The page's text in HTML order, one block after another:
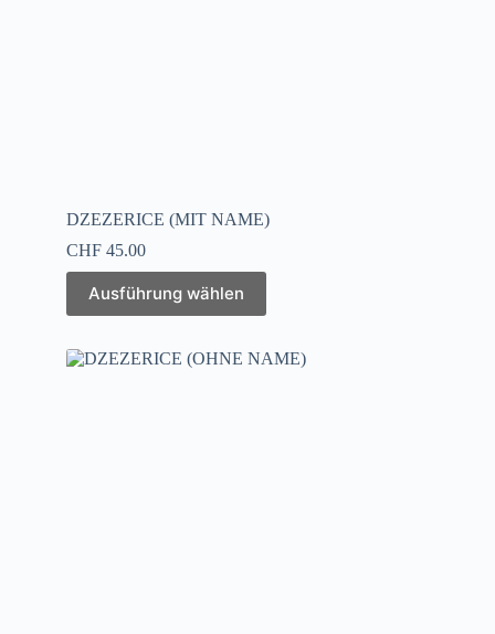
DZEZERICE (MIT NAME)
CHF 45.00
Ausführung wählen